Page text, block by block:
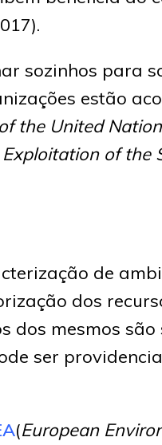
sozinhos para
estão
the United
of the
de
dos
dos mesmos são
ser
(European